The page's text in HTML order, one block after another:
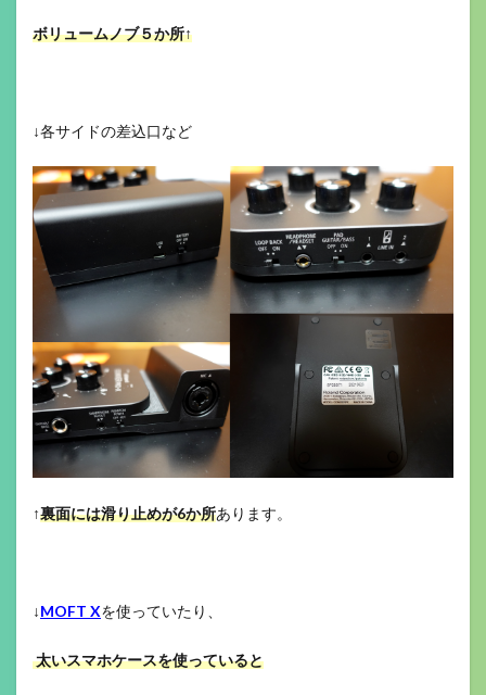
ボリュームノブ５か所↑
↓各サイドの差込口など
↑裏面には滑り止めが6か所あります。
↓MOFT Xを使っていたり、
太いスマホケースを使っていると